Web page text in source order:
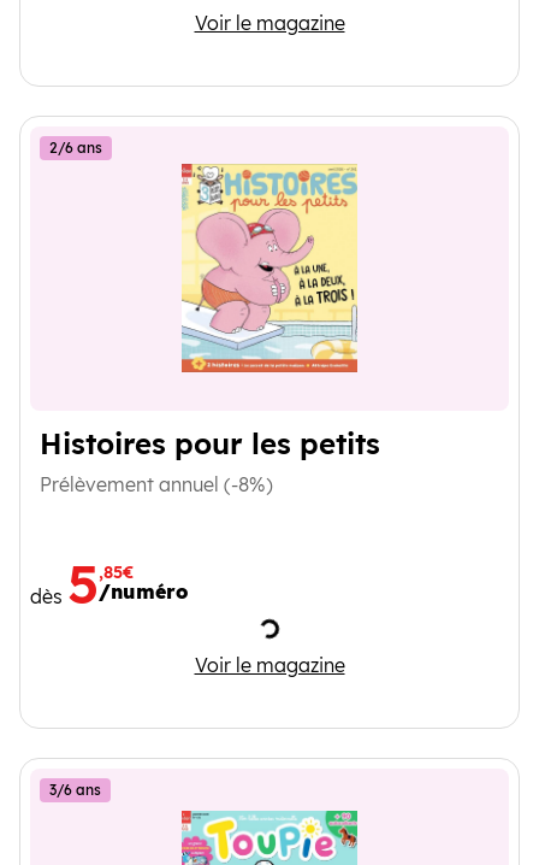
Voir le magazine
Kolala
Histoires pour les petits
2/6 ans
Prélèvement annuel (-8%)
dès 5,85€
/numéro
Chargement
Voir le magazineHistoires pour les petits
3/6 ans